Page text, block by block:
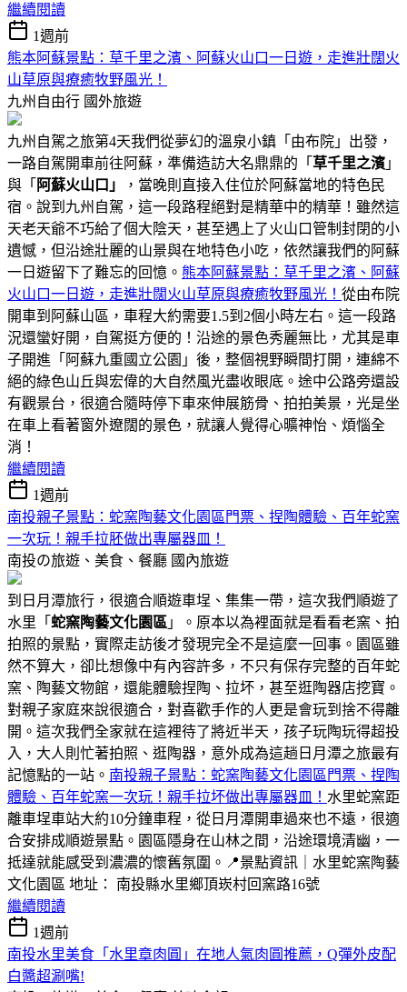
繼續閱讀
1週前
熊本阿蘇景點：草千里之濱、阿蘇火山口一日遊，走進壯闊火
山草原與療癒牧野風光！
九州自由行 國外旅遊
九州自駕之旅第4天我們從夢幻的溫泉小鎮「由布院」出發，
一路自駕開車前往阿蘇，準備造訪大名鼎鼎的「 草千里之濱 」
與「 阿蘇火山口」
，當晚則直接入住位於阿蘇當地的特色民
宿。說到九州自駕，這一段路程絕對是精華中的精華！雖然這
天老天爺不巧給了個大陰天，甚至遇上了火山口管制封閉的小
遺憾，但沿途壯麗的山景與在地特色小吃，依然讓我們的阿蘇
一日遊留下了難忘的回憶。 熊本阿蘇景點：草千里之濱、阿蘇
火山口一日遊，走進壯闊火山草原與療癒牧野風光！ 從由布院
開車到阿蘇山區，車程大約需要1.5到2個小時左右。這一段路
況還蠻好開，自駕挺方便的！沿途的景色秀麗無比，尤其是車
子開進「阿蘇九重國立公園」後，整個視野瞬間打開，連綿不
絕的綠色山丘與宏偉的大自然風光盡收眼底。途中公路旁還設
有觀景台，很適合隨時停下車來伸展筋骨、拍拍美景，光是坐
在車上看著窗外遼闊的景色，就讓人覺得心曠神怡、煩惱全
消！
繼續閱讀
1週前
南投親子景點：蛇窯陶藝文化園區門票、捏陶體驗、百年蛇窯
一次玩！親手拉胚做出專屬器皿！
南投の旅遊、美食、餐廳 國內旅遊
到日月潭旅行，很適合順遊車埕、集集一帶，這次我們順遊了
水里「 蛇窯陶藝文化園區 」。原本以為裡面就是看看老窯、拍
拍照的景點，實際走訪後才發現完全不是這麼一回事。園區雖
然不算大，卻比想像中有內容許多，不只有保存完整的百年蛇
窯、陶藝文物館，還能體驗捏陶、拉坏，甚至逛陶器店挖寶。
對親子家庭來說很適合，對喜歡手作的人更是會玩到捨不得離
開。這次我們全家就在這裡待了將近半天，孩子玩陶玩得超投
入，大人則忙著拍照、逛陶器，意外成為這趟日月潭之旅最有
記憶點的一站。 南投親子景點：蛇窯陶藝文化園區門票、捏陶
體驗、百年蛇窯一次玩！親手拉坏做出專屬器皿！ 水里蛇窯距
離車埕車站大約10分鐘車程，從日月潭開車過來也不遠，很適
合安排成順遊景點。園區隱身在山林之間，沿途環境清幽，一
抵達就能感受到濃濃的懷舊氛圍。📍景點資訊｜水里蛇窯陶藝
文化園區 地址： 南投縣水里鄉頂崁村回窯路16號
繼續閱讀
1週前
南投水里美食「水里章肉圓」在地人氣肉圓推薦，Q彈外皮配
白醬超涮嘴!